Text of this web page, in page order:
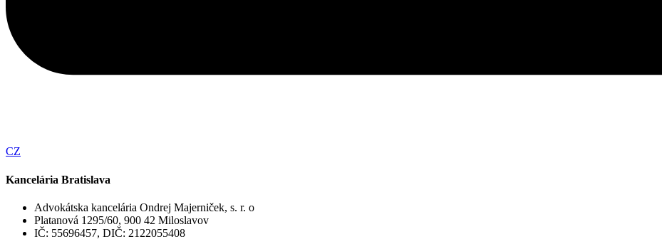
CZ
Kancelária Bratislava
Advokátska kancelária Ondrej Majerniček, s. r. o
Platanová 1295/60, 900 42 Miloslavov
IČ: 55696457, DIČ: 2122055408